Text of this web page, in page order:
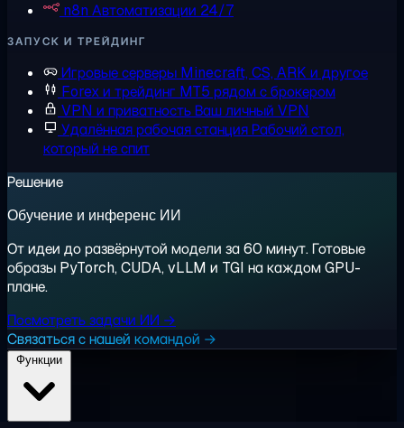
n8n Автоматизации 24/7
ЗАПУСК И ТРЕЙДИНГ
Игровые серверы Minecraft, CS, ARK и другое
Forex и трейдинг MT5 рядом с брокером
VPN и приватностьВаш личный VPN
Удалённая рабочая станцияРабочий стол,
который не спит
Решение
Обучение и инференс ИИ
От идеи до развёрнутой модели за 60 минут. Готовые
образы PyTorch, CUDA, vLLM и TGI на каждом GPU-
плане.
Посмотреть задачи ИИ →
Связаться с нашей командой →